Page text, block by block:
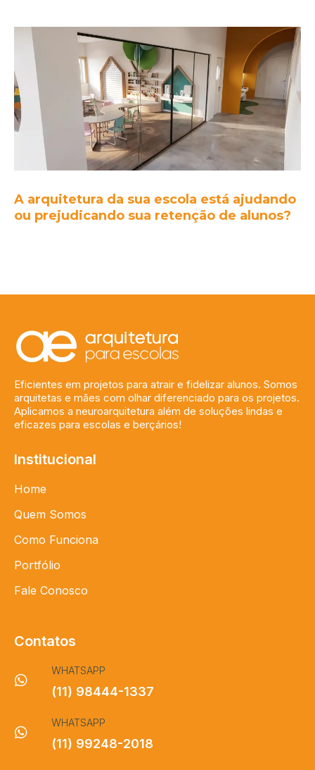
A arquitetura da sua escola está ajudando
ou prejudicando sua retenção de alunos?
Eficientes em projetos para atrair e fidelizar alunos. Somos
arquitetas e mães com olhar diferenciado para os projetos.
Aplicamos a neuroarquitetura além de soluções lindas e
eficazes para escolas e berçários!
Institucional
Home
Quem Somos
Como Funciona
Portfólio
Fale Conosco
Contatos
WHATSAPP
(11) 98444-1337
WHATSAPP
(11) 99248-2018